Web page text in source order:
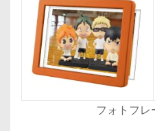
フォトフレ